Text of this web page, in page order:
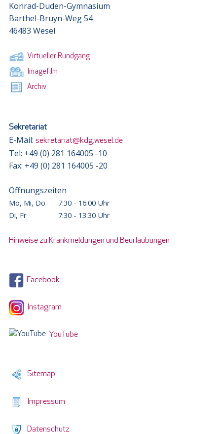
Konrad-Duden-Gymnasium
Barthel-Bruyn-Weg 54
46483 Wesel
Virtueller Rundgang
Imagefilm
Archiv
Sekretariat
E-Mail: sekretariat@kdg.wesel.de
Tel: +49 (0) 281 164005 -10
Fax: +49 (0) 281 164005 -20
Öffnungszeiten
Mo, Mi, Do
7:30 - 16:00 Uhr
Di, Fr
7:30 - 13:30 Uhr
Hinweise zu Krankmeldungen und Beurlaubungen
Facebook
Instagram
YouTube
Sitemap
Impressum
Datenschutz